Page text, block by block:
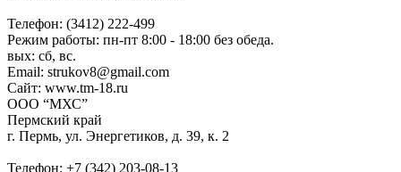
Телефон: (3412) 222-499
Режим работы: пн-пт 8:00 - 18:00 без обеда.
вых: сб, вс.
Email: strukov8@gmail.com
Сайт: www.tm-18.ru
ООО “МХС”
Пермский край
г. Пермь, ул. Энергетиков, д. 39, к. 2
Телефон: +7 (342) 203-08-13